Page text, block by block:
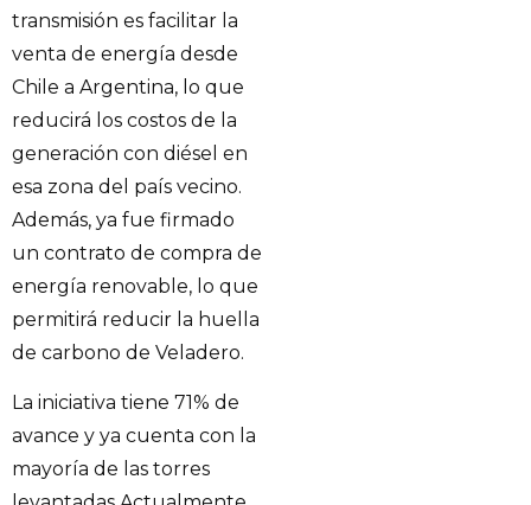
transmisión es facilitar la
venta de energía desde
Chile a Argentina, lo que
reducirá los costos de la
generación con diésel en
esa zona del país vecino.
Además, ya fue firmado
un contrato de compra de
energía renovable, lo que
permitirá reducir la huella
de carbono de Veladero.
La iniciativa tiene 71% de
avance y ya cuenta con la
mayoría de las torres